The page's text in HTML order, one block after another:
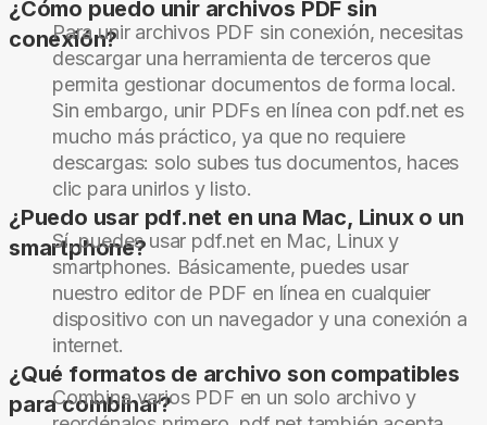
¿Cómo puedo unir archivos PDF sin
conexión?
Para unir archivos PDF sin conexión, necesitas
descargar una herramienta de terceros que
permita gestionar documentos de forma local.
Sin embargo, unir PDFs en línea con pdf.net es
mucho más práctico, ya que no requiere
descargas: solo subes tus documentos, haces
clic para unirlos y listo.
¿Puedo usar pdf.net en una Mac, Linux o un
smartphone?
Sí, puedes usar pdf.net en Mac, Linux y
smartphones. Básicamente, puedes usar
nuestro editor de PDF en línea en cualquier
dispositivo con un navegador y una conexión a
internet.
¿Qué formatos de archivo son compatibles
para combinar?
Combina varios PDF en un solo archivo y